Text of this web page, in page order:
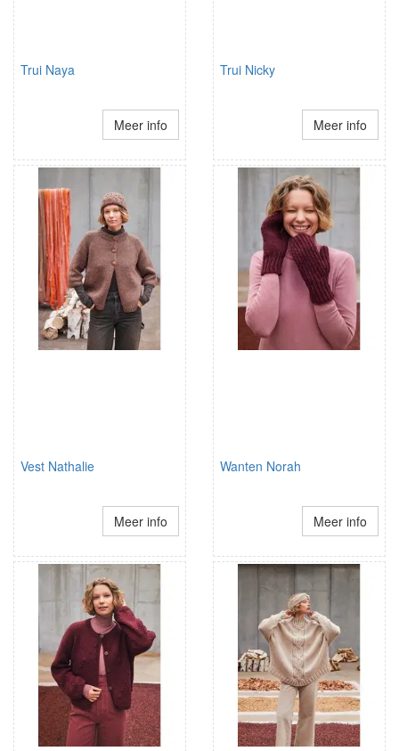
Trui Naya
Meer info
Trui Nicky
Meer info
Vest Nathalie
Meer info
Wanten Norah
Meer info